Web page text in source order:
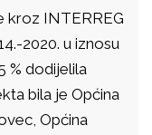
kroz INTERREG
2020. u iznosu
% dodijelila
bila je Općina
Općina